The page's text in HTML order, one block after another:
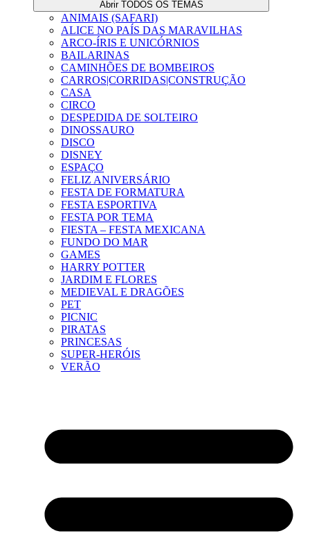
Abrir TODOS OS TEMAS
ANIMAIS (SAFARI)
ALICE NO PAÍS DAS MARAVILHAS
ARCO-ÍRIS E UNICÓRNIOS
BAILARINAS
CAMINHÕES DE BOMBEIROS
CARROS|CORRIDAS|CONSTRUÇÃO
CASA
CIRCO
DESPEDIDA DE SOLTEIRO
DINOSSAURO
DISCO
DISNEY
ESPAÇO
FELIZ ANIVERSÁRIO
FESTA DE FORMATURA
FESTA ESPORTIVA
FESTA POR TEMA
FIESTA – FESTA MEXICANA
FUNDO DO MAR
GAMES
HARRY POTTER
JARDIM E FLORES
MEDIEVAL E DRAGÕES
PET
PICNIC
PIRATAS
PRINCESAS
SUPER-HERÓIS
VERÃO